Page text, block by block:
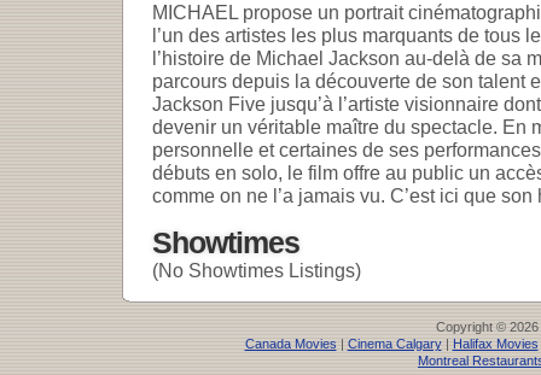
MICHAEL propose un portrait
l’un des artistes les plus marquants de tous
l’histoire de Michael Jackson au-delà de sa
parcours depuis la découverte de son talent
Jackson Five jusqu’à l’artiste visionnaire
devenir un véritable maître du spectacle. En
personnelle et certaines de ses
débuts en solo, le film offre au public un
comme on ne l’a jamais vu. C’est ici que
Showtimes
(No Showtimes Listings)
Copyright © 2026
Canada Movies | Cinema Calgary| Halifax Movies
Montreal